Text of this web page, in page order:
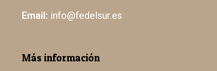
Email: info@fedelsur.es
Más información